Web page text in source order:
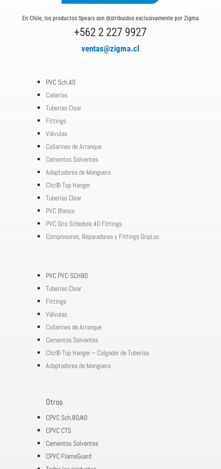
En Chile, los productos Spears son distribuidos exclusivamente por Zigma
+562 2 227 9927
ventas@zigma.cl
PVC Sch.40
Cañerías
Tuberías Clear
Fittings
Válvulas
Collarines de Arranque
Cementos Solventes
Adaptadores de Manguera
Clic® Top Hanger
Tuberías Clear
PVC Blanco
PVC Gris Schedule 40 Fittings
Compresores, Reparadores y Fittings GripLoc
PVC PVC-SCH80
Tuberías Clear
Fittings
Válvulas
Collarines de Arranque
Cementos Solventes
Clic® Top Hanger – Colgador de Tuberías
Adaptadores de Manguera
Otros
CPVC Sch.80/40
CPVC CTS
Cementos Solventes
CPVC FlameGuard